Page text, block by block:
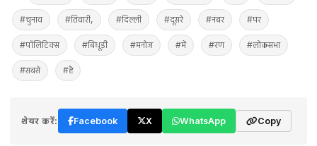
#चुनाव #तिवारी, #दिल्ली #दूसरे #नंबर #पर
#पॉलिटिक्स #बिधूड़ी #मनोज #में #रण #लोकसभा
#सबसे #है
शेयर करें: Facebook X WhatsApp Copy